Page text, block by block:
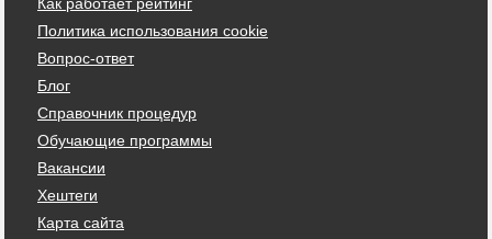
Политика использования cookie
Вопрос-ответ
Блог
Справочник процедур
Обучающие программы
Вакансии
Хештеги
Карта сайта